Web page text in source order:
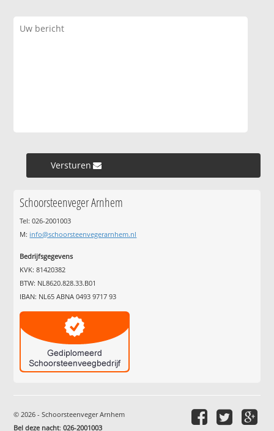
Versturen »
Schoorsteenveger Arnhem
Tel: 026-2001003
M: info@schoorsteenvegerarnhem.nl
Bedrijfsgegevens
KVK: 81420382
BTW: NL8620.828.33.B01
IBAN: NL65 ABNA 0493 9717 93
© 2026 - Schoorsteenveger Arnhem
Bel deze nacht:026-2001003